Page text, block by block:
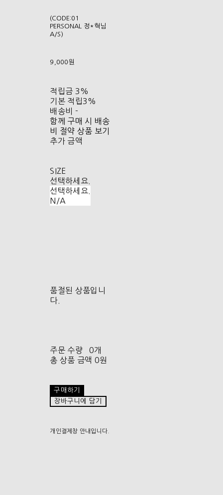
(CODE:01
PERSONAL 정*혁님
A/S)
9,000원
적립금 3%
기본 적립3%
배송비 -
함께 구매 시 배송
비 절약 상품 보기
추가 금액
SIZE
선택하세요.
선택하세요.
N/A
품절된 상품입니
다.
주문 수량
0개
총 상품 금액 0원
구매하기
장바구니에 담기
개인결제창 안내입니다.